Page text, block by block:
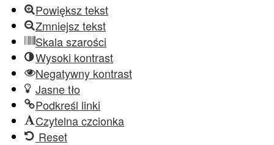
Powiększ tekst
Zmniejsz tekst
Skala szarości
Wysoki kontrast
Negatywny kontrast
Jasne tło
Podkreśl linki
Czytelna czcionka
Reset